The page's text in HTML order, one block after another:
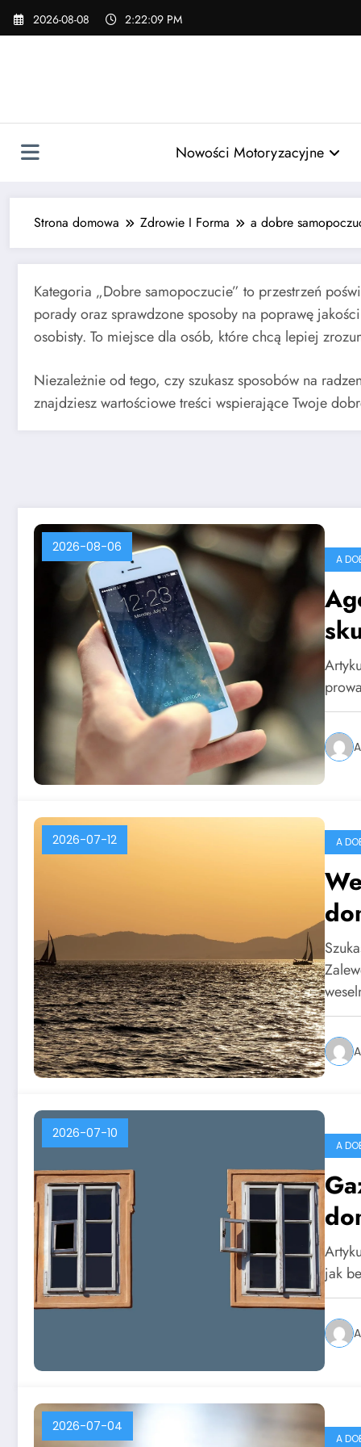
Skip
2026-08-08 2:22:10 PM
Nowości Motoryzacyjne
Strona domowa Zdrowie I Forma a dobre
Kategoria „Dobre samopoczucie” to przestrzeń
porady oraz sprawdzone sposoby na poprawę
osobisty. To miejsce dla osób, które chcą lepiej
Niezależnie od tego, czy szukasz sposobów na
znajdziesz wartościowe treści wspierające Twoje
2026-08-06
A
2026-07-12 A
2026-07-10
A
jak
2026-07-04
A